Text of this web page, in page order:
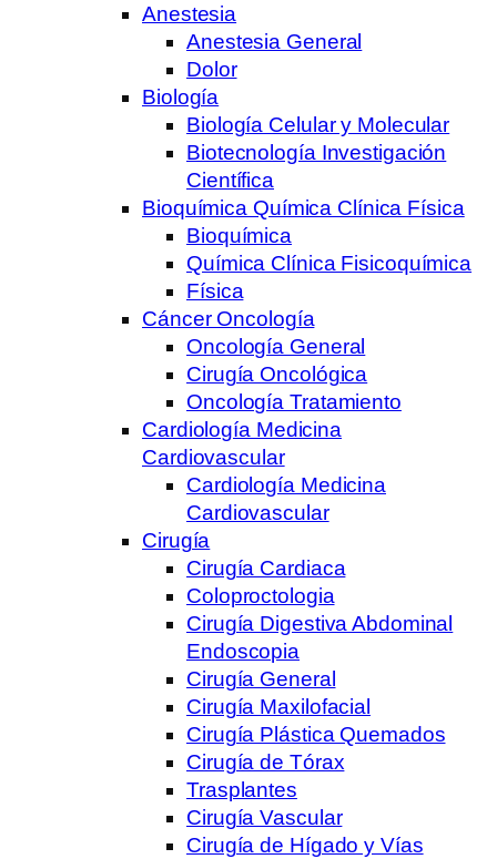
Anestesia
Anestesia General
Dolor
Biología
Biología Celular y Molecular
Biotecnología Investigación
Científica
Bioquímica Química Clínica Física
Bioquímica
Química Clínica Fisicoquímica
Física
Cáncer Oncología
Oncología General
Cirugía Oncológica
Oncología Tratamiento
Cardiología Medicina
Cardiovascular
Cardiología Medicina
Cardiovascular
Cirugía
Cirugía Cardiaca
Coloproctologia
Cirugía Digestiva Abdominal
Endoscopia
Cirugía General
Cirugía Maxilofacial
Cirugía Plástica Quemados
Cirugía de Tórax
Trasplantes
Cirugía Vascular
Cirugía de Hígado y Vías